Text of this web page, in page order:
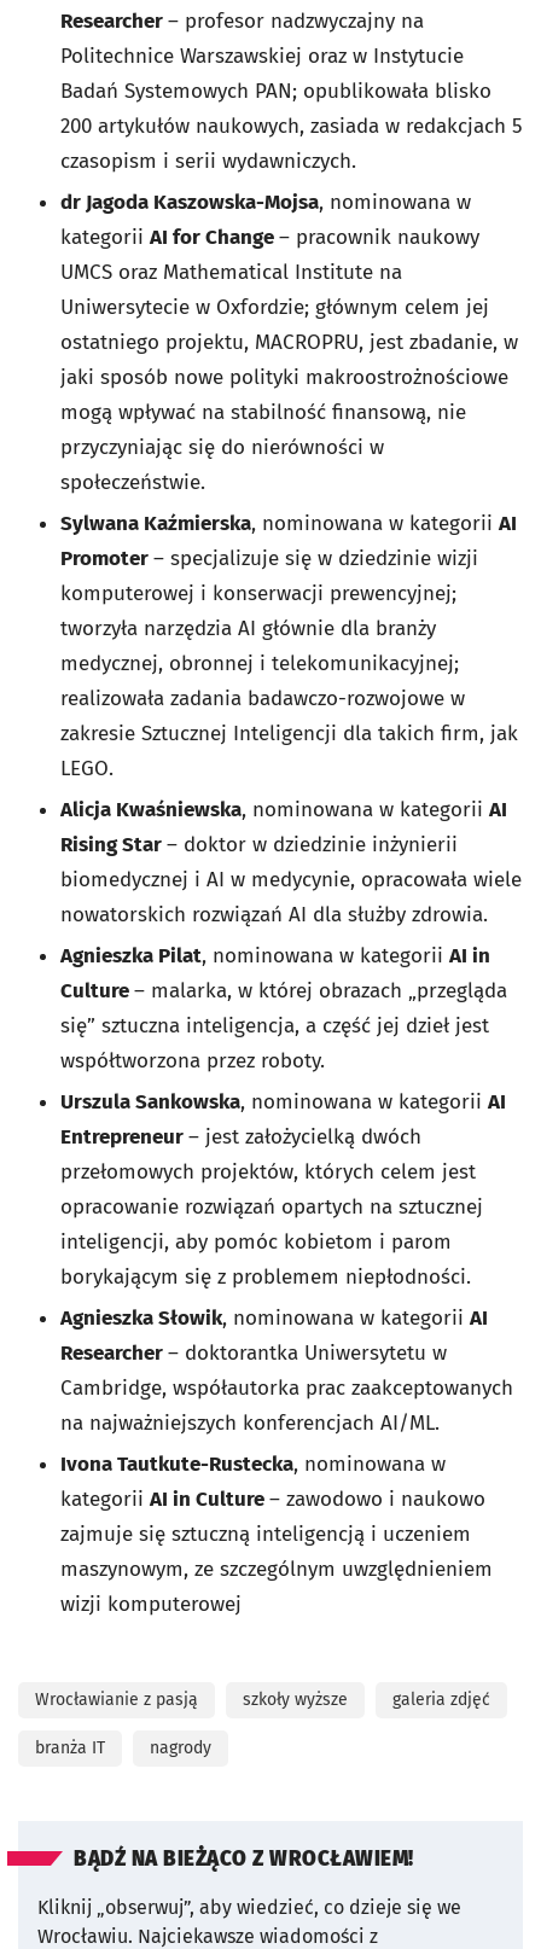
Researcher– profesor nadzwyczajny na
Politechnice Warszawskiej oraz w Instytucie
Badań Systemowych PAN; opublikowała blisko
200 artykułów naukowych, zasiada w redakcjach 5
czasopism i serii wydawniczych.
dr Jagoda Kaszowska-Mojsa, nominowana w
kategorii AI for Change– pracownik naukowy
UMCS oraz Mathematical Institute na
Uniwersytecie w Oxfordzie; głównym celem jej
ostatniego projektu, MACROPRU, jest zbadanie, w
jaki sposób nowe polityki makroostrożnościowe
mogą wpływać na stabilność finansową, nie
przyczyniając się do nierówności w
społeczeństwie.
Sylwana Kaźmierska, nominowana w kategorii AI
Promoter– specjalizuje się w dziedzinie wizji
komputerowej i konserwacji prewencyjnej;
tworzyła narzędzia AI głównie dla branży
medycznej, obronnej i telekomunikacyjnej;
realizowała zadania badawczo-rozwojowe w
zakresie Sztucznej Inteligencji dla takich firm, jak
LEGO.
Alicja Kwaśniewska, nominowana w kategorii AI
Rising Star– doktor w dziedzinie inżynierii
biomedycznej i AI w medycynie, opracowała wiele
nowatorskich rozwiązań AI dla służby zdrowia.
Agnieszka Pilat, nominowana w kategorii AI in
Culture– malarka, w której obrazach „przegląda
się” sztuczna inteligencja, a część jej dzieł jest
współtworzona przez roboty.
Urszula Sankowska, nominowana w kategorii AI
Entrepreneur– jest założycielką dwóch
przełomowych projektów, których celem jest
opracowanie rozwiązań opartych na sztucznej
inteligencji, aby pomóc kobietom i parom
borykającym się z problemem niepłodności.
Agnieszka Słowik, nominowana w kategorii AI
Researcher– doktorantka Uniwersytetu w
Cambridge, współautorka prac zaakceptowanych
na najważniejszych konferencjach AI/ML.
Ivona Tautkute-Rustecka, nominowana w
kategorii AI in Culture– zawodowo i naukowo
zajmuje się sztuczną inteligencją i uczeniem
maszynowym, ze szczególnym uwzględnieniem
wizji komputerowej
Wrocławianie z pasją szkoły wyższe galeria zdjęć
branża IT nagrody
BĄDŹ NA BIEŻĄCO Z WROCŁAWIEM!
Kliknij „obserwuj”, aby wiedzieć, co dzieje się we
Wrocławiu. Najciekawsze wiadomości z